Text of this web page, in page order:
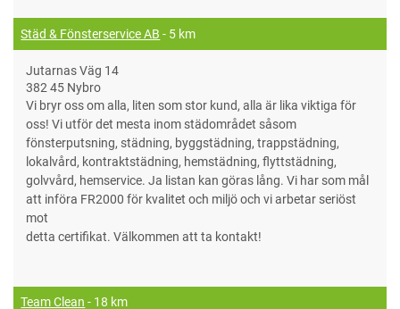
Städ & Fönsterservice AB - 5 km
Jutarnas Väg 14
382 45 Nybro
Vi bryr oss om alla, liten som stor kund, alla är lika viktiga för
oss! Vi utför det mesta inom städområdet såsom
fönsterputsning, städning, byggstädning, trappstädning,
lokalvård, kontraktstädning, hemstädning, flyttstädning,
golvvård, hemservice. Ja listan kan göras lång. Vi har som mål
att införa FR2000 för kvalitet och miljö och vi arbetar seriöst
mot
detta certifikat. Välkommen att ta kontakt!
Team Clean - 18 km